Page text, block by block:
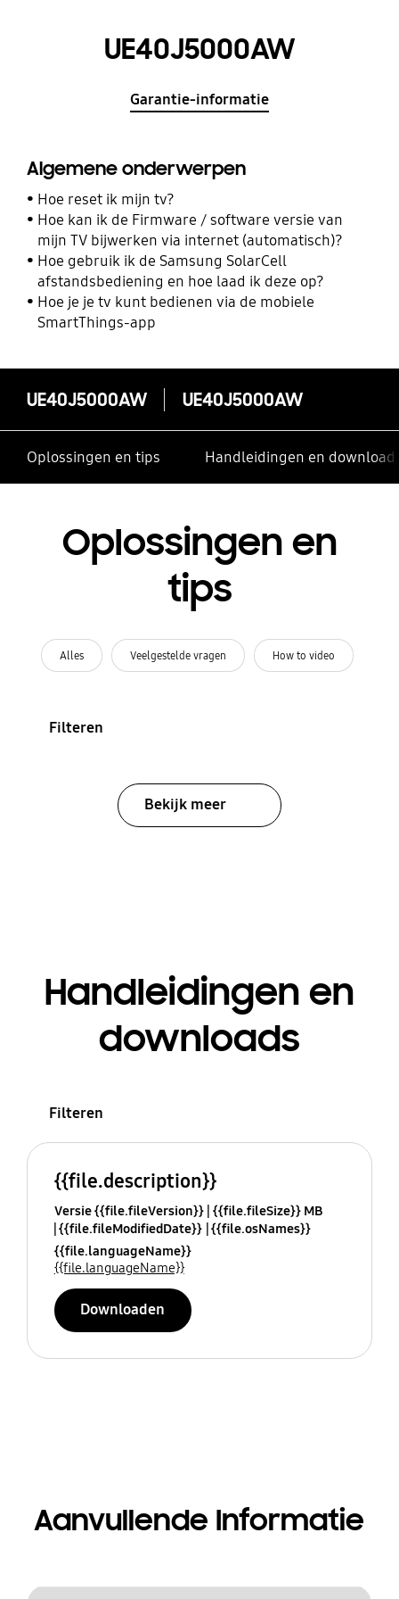
UE40J5000AW
Garantie-informatie
Algemene onderwerpen
Hoe reset ik mijn tv?
Hoe kan ik de Firmware / software versie van
mijn TV bijwerken via internet (automatisch)?
Hoe gebruik ik de Samsung SolarCell
afstandsbediening en hoe laad ik deze op?
Hoe je je tv kunt bedienen via de mobiele
SmartThings-app
UE40J5000AW UE40J5000AW
Oplossingen en tips Handleidingen en
Oplossingen en
tips
Alles Veelgestelde vragen How to video
Filteren
Bekijk meer
Handleidingen en
downloads
Filteren
{{file.description}}
Versie {{file.fileVersion}} {{file.fileSize}} MB
{{file.fileModifiedDate}} {{file.osNames}}
{{file.languageName}}
{{file.languageName}}
Downloaden
Aanvullende Informatie